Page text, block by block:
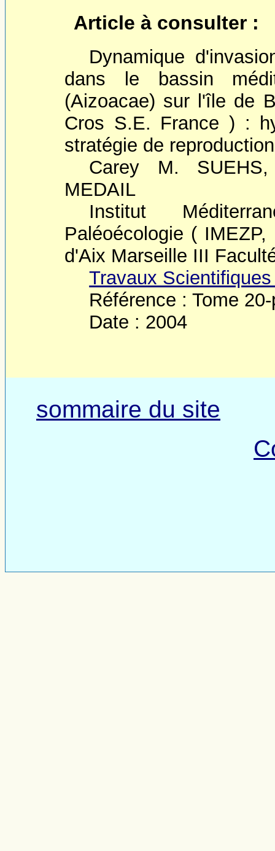
Article à consulter :
Dynamique
dans le bassin
(Aizoacae) sur l'île de
Cros S.E. France ) :
stratégie de
Carey M.
MEDAIL
Institut
Paléoécologie (
d'Aix Marseille III
Travaux
Référence : Tome
Date : 2004
sommaire du site